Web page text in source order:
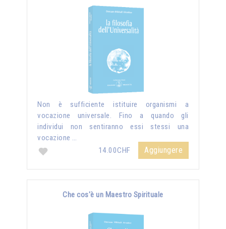
Non è sufficiente istituire organismi a
vocazione universale. Fino a quando gli
individui non sentiranno essi stessi una
vocazione …
14.00CHF
Aggiungere
Che cos'è un Maestro Spirituale